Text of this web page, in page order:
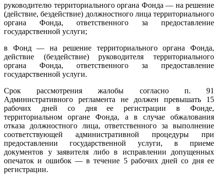
руководителю территориального органа Фонда — на решение
(действие, бездействие) должностного лица территориального
органа Фонда, ответственного за предоставление
государственной услуги;
в Фонд — на решение территориального органа Фонда,
действие (бездействие) руководителя территориального
органа Фонда, ответственного за предоставление
государственной услуги.
Срок рассмотрения жалобы согласно п. 91
Административного регламента не должен превышать 15
рабочих дней со дня ее регистрации в Фонде,
территориальном органе Фонда, а в случае обжалования
отказа должностного лица, ответственного за выполнение
соответствующей административной процедуры при
предоставлении государственной услуги, в приеме
документов у заявителя либо в исправлении допущенных
опечаток и ошибок — в течение 5 рабочих дней со дня ее
регистрации.